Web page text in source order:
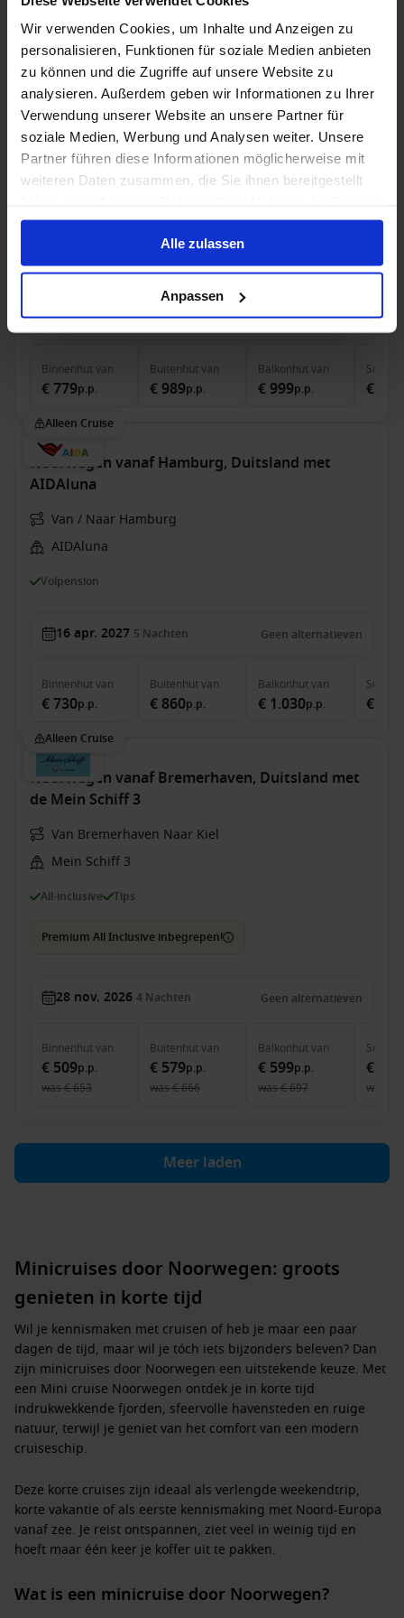
Wir verwenden Cookies, um Inhalte und Anzeigen zu
personalisieren, Funktionen für soziale Medien anbieten
zu können und die Zugriffe auf unsere Website zu
analysieren. Außerdem geben wir Informationen zu Ihrer
Verwendung unserer Website an unsere Partner für
soziale Medien, Werbung und Analysen weiter. Unsere
Partner führen diese Informationen möglicherweise mit
weiteren Daten zusammen, die Sie ihnen bereitgestellt
gesammelt haben.
Alle zulassen
Anpassen
5Nachten
Binnenhutvan
€ 619p.p.
Buitenhut van
€ 729p.p.
Balkonhutvan
€ 739p.p.
Suite
Alleen Cruise
Noorwegen vanaf Hamburg, Duitsland met
AIDAprima
Volpension
14 okt. 2026 5Nachten Geen alternatieven
Binnenhutvan
€ 779p.p.
Buitenhutvan
€ 989p.p.
Balkonhutvan
€ 999p.p.
Suite
€
Alleen Cruise
Noorwegen vanaf Hamburg, Duitsland met
AIDAluna
Van / Naar Hamburg
AIDAluna
Volpension
16 apr. 2027 5 Nachten Geen alternatieven
Binnenhutvan
€ 730p.p.
Buitenhutvan
€ 860p.p.
Balkonhutvan
€ 1.030p.p.
Suite
€
Alleen Cruise
Noorwegen vanaf Bremerhaven, Duitsland met
de Mein Schiff 3
Van Bremerhaven Naar Kiel
Mein Schiff 3
All-inclusive Tips
Premium All Inclusive inbegrepen!
28 nov. 2026 4 Nachten Geen alternatieven
Binnenhutvan
€ 509p.p.
was€ 653
Buitenhutvan
€ 579p.p.
was€ 666
Balkonhutvan
€ 599p.p.
was€ 697
Suite
€
was
Meer laden
Minicruises door Noorwegen: groots
genieten in korte tijd
Wil je kennismaken met cruisen of heb je maar een paar
dagen de tijd, maar wil je tóch iets bijzonders beleven? Dan
zijn minicruises door Noorwegen een uitstekende keuze. Met
een Mini cruise Noorwegen ontdek je in korte tijd
indrukwekkende fjorden, sfeervolle havensteden en ruige
natuur, terwijl je geniet van het comfort van een modern
cruiseschip.
Deze korte cruises zijn ideaal als verlengde weekendtrip,
korte vakantie of als eerste kennismaking met Noord-Europa
vanaf zee. Je reist ontspannen, ziet veel in weinig tijd en
hoeft maar één keer je koffer uit te pakken.
Wat is een minicruise door Noorwegen?